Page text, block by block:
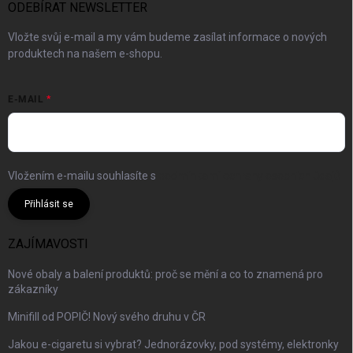
ODEBÍRAT NEWSLETTER
Vložte svůj e-mail a my vám budeme zasílat informace o nových
produktech na našem e-shopu.
E-MAIL
Vložením e-mailu souhlasíte s
Přihlásit se
ZAJÍMAVOSTI
Nové obaly a balení produktů: proč se mění a co to znamená pro
zákazníky
Minifill od POPIČ! Nový svého druhu v ČR
Jakou e-cigaretu si vybrat? Jednorázovky, pod systémy, elektronky